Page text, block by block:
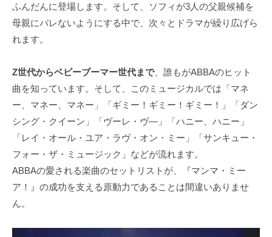
ふんだんに登場します。そして、ソフィが3人の父親候補を
母親にバレないようにする中で、次々とドラマが繰り広げら
れます。
Z世代からベビーブーマー世代まで、誰もがABBAのヒット
曲を知っています。そして、このミュージカルでは「マネ
ー、マネー、マネー」「ギミー！ギミー！ギミー！」「ダン
シング・クイーン」「ヴーレ・ヴ―」「ハニー、ハニー」
「レイ・オール・ユア・ラヴ・オン・ミー」「サンキュー・
フォー・ザ・ミュージック」などが流れます。
ABBAの愛される楽曲のセットリストが、『マンマ・ミー
ア！』の成功を支える原動力であることは間違いありませ
ん。